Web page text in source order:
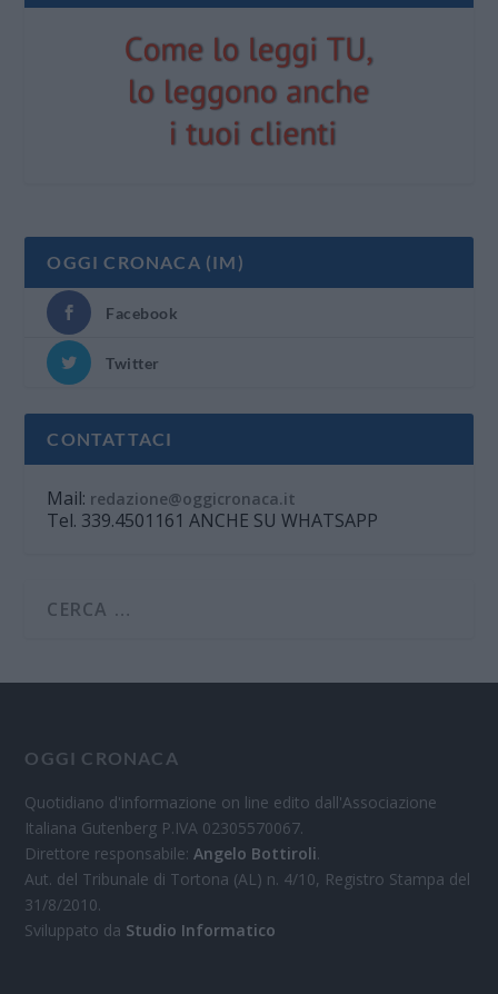
OGGI CRONACA (IM)
Facebook
Twitter
CONTATTACI
Mail: redazione@oggicronaca.it
Tel. 339.4501161 ANCHE SU WHATSAPP
OGGI CRONACA
Quotidiano d'informazione on line edito dall'Associazione
Italiana Gutenberg P.IVA 02305570067.
Direttore responsabile:Angelo Bottiroli.
Aut. del Tribunale di Tortona (AL) n. 4/10, Registro Stampa del
31/8/2010.
Sviluppato da Studio Informatico